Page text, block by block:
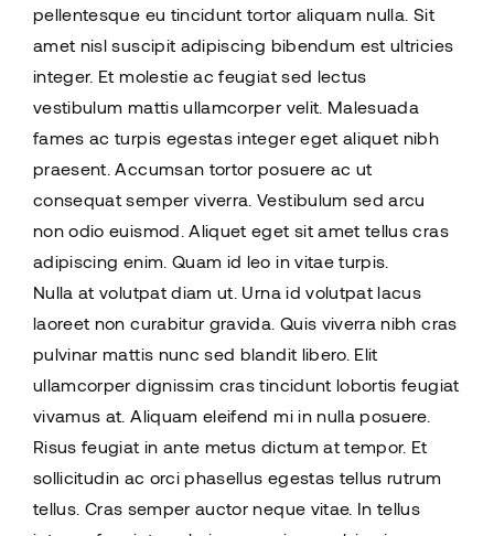
pellentesque eu tincidunt tortor aliquam nulla. Sit
amet nisl suscipit adipiscing bibendum est ultricies
integer. Et molestie ac feugiat sed lectus
vestibulum mattis ullamcorper velit. Malesuada
fames ac turpis egestas integer eget aliquet nibh
praesent. Accumsan tortor posuere ac ut
consequat semper viverra. Vestibulum sed arcu
non odio euismod. Aliquet eget sit amet tellus cras
adipiscing enim. Quam id leo in vitae turpis.
Nulla at volutpat diam ut. Urna id volutpat lacus
laoreet non curabitur gravida. Quis viverra nibh cras
pulvinar mattis nunc sed blandit libero. Elit
ullamcorper dignissim cras tincidunt lobortis feugiat
vivamus at. Aliquam eleifend mi in nulla posuere.
Risus feugiat in ante metus dictum at tempor. Et
sollicitudin ac orci phasellus egestas tellus rutrum
tellus. Cras semper auctor neque vitae. In tellus